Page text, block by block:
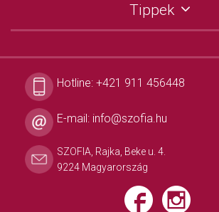
Tippek
Hotline: +421 911 456448
E-mail: info@szofia.hu
SZOFIA, Rajka, Beke u. 4.
9224 Magyarország